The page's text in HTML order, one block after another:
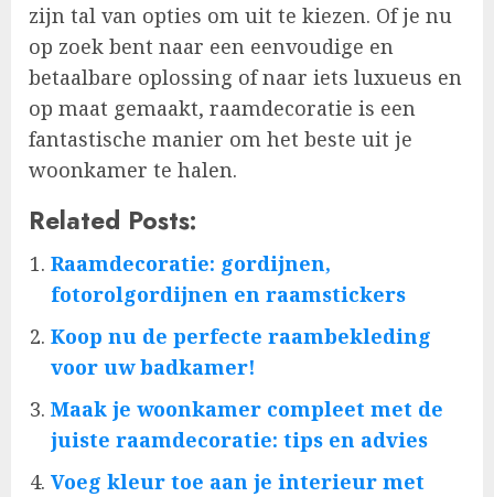
zijn tal van opties om uit te kiezen. Of je nu
op zoek bent naar een eenvoudige en
betaalbare oplossing of naar iets luxueus en
op maat gemaakt, raamdecoratie is een
fantastische manier om het beste uit je
woonkamer te halen.
Related Posts:
Raamdecoratie: gordijnen,
fotorolgordijnen en raamstickers
Koop nu de perfecte raambekleding
voor uw badkamer!
Maak je woonkamer compleet met de
juiste raamdecoratie: tips en advies
Voeg kleur toe aan je interieur met